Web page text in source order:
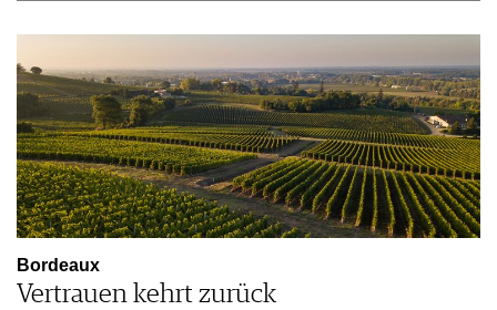
Bordeaux
Vertrauen kehrt zurück